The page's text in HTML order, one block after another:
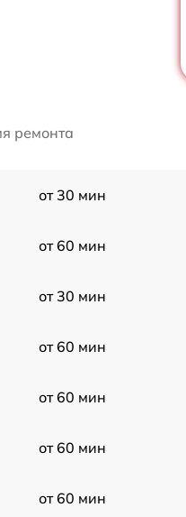
ремонта
от 30 мин
от 60 мин
от 30 мин
от 60 мин
от 60 мин
от 60 мин
от 60 мин